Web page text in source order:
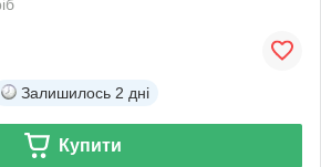
Залишилось 2 дні
Купити